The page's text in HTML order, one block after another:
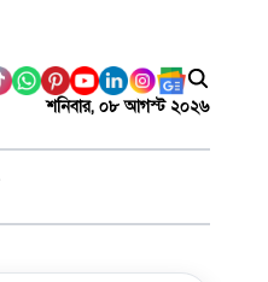
শনিবার, ০৮ আগস্ট ২০২৬